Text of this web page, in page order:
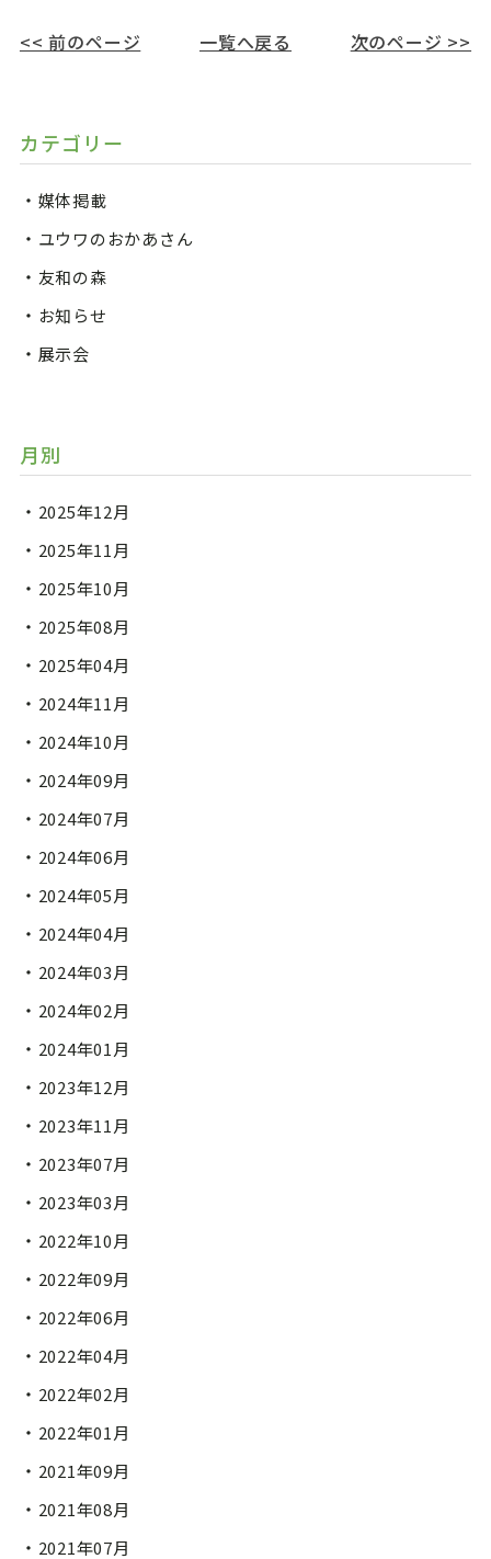
<< 前のページ 一覧へ戻る 次のページ >>
カテゴリー
媒体掲載
ユウワのおかあさん
友和の森
お知らせ
展示会
月別
2025年12月
2025年11月
2025年10月
2025年08月
2025年04月
2024年11月
2024年10月
2024年09月
2024年07月
2024年06月
2024年05月
2024年04月
2024年03月
2024年02月
2024年01月
2023年12月
2023年11月
2023年07月
2023年03月
2022年10月
2022年09月
2022年06月
2022年04月
2022年02月
2022年01月
2021年09月
2021年08月
2021年07月